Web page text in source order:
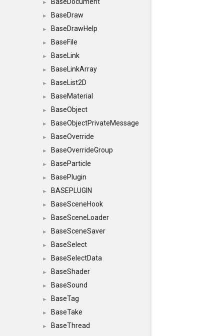
►
► BaseDraw
► BaseDrawHelp
► BaseFile
► BaseLink
► BaseLinkArray
► BaseList2D
► BaseMaterial
► BaseObject
► BaseObjectPrivateMessage
► BaseOverride
► BaseOverrideGroup
► BaseParticle
► BasePlugin
► BASEPLUGIN
► BaseSceneHook
► BaseSceneLoader
► BaseSceneSaver
► BaseSelect
► BaseSelectData
► BaseShader
► BaseSound
► BaseTag
► BaseTake
►
BaseThread